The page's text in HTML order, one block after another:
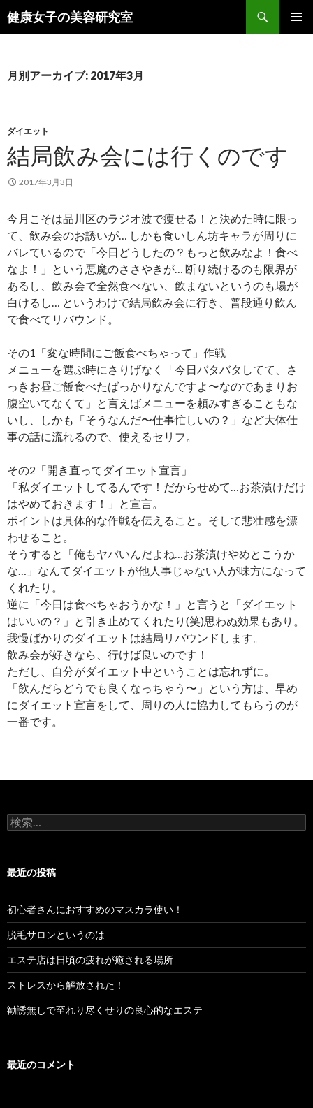
健康女子の美容研究室
索
ン
キ
ッ
プ
月別アーカイブ: 2017年3月
ダイエット
結局飲み会には行くのです
2017年3月3日
今月こそは品川区のラジオ波で痩せる！と決めた時に限っ
て、飲み会のお誘いが… しかも食いしん坊キャラが周りに
バレているので「今日どうしたの？もっと飲みなよ！食べ
なよ！」という悪魔のささやきが… 断り続けるのも限界が
あるし、飲み会で全然食べない、飲まないというのも場が
白けるし… というわけで結局飲み会に行き、普段通り飲ん
で食べてリバウンド。
その1「変な時間にご飯食べちゃって」作戦
メニューを選ぶ時にさりげなく「今日バタバタしてて、さ
っきお昼ご飯食べたばっかりなんですよ〜なのであまりお
腹空いてなくて」と言えばメニューを頼みすぎることもな
いし、しかも「そうなんだ〜仕事忙しいの？」など大体仕
事の話に流れるので、使えるセリフ。
その2「開き直ってダイエット宣言」
「私ダイエットしてるんです！だからせめて…お茶漬けだけ
はやめておきます！」と宣言。
ポイントは具体的な作戦を伝えること。そして悲壮感を漂
わせること。
そうすると「俺もヤバいんだよね…お茶漬けやめとこうか
な…」なんてダイエットが他人事じゃない人が味方になって
くれたり。
逆に「今日は食べちゃおうかな！」と言うと「ダイエット
はいいの？」と引き止めてくれたり(笑)思わぬ効果もあり。
我慢ばかりのダイエットは結局リバウンドします。
飲み会が好きなら、行けば良いのです！
ただし、自分がダイエット中ということは忘れずに。
「飲んだらどうでも良くなっちゃう〜」という方は、早め
にダイエット宣言をして、周りの人に協力してもらうのが
一番です。
検
索:
最近の投稿
初心者さんにおすすめのマスカラ使い！
脱毛サロンというのは
エステ店は日頃の疲れが癒される場所
ストレスから解放された！
勧誘無しで至れり尽くせりの良心的なエステ
最近のコメント